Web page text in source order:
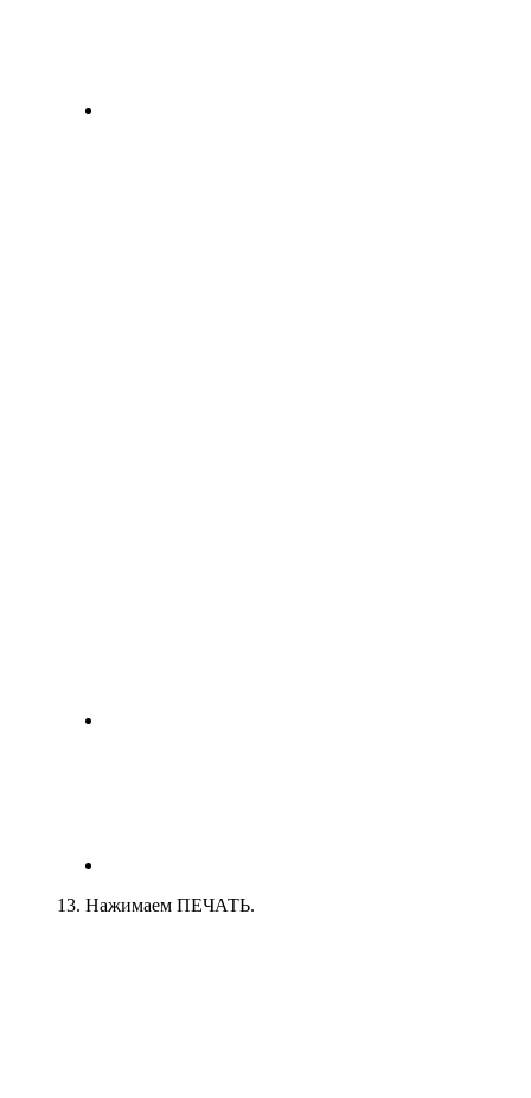
13. Нажимаем ПЕЧАТЬ.